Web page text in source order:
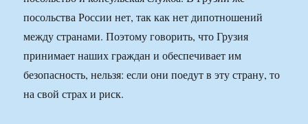
посольства России нет, так как нет дипотношений
между странами. Поэтому говорить, что Грузия
принимает наших граждан и обеспечивает им
безопасность, нельзя: если они поедут в эту страну, то
на свой страх и риск.